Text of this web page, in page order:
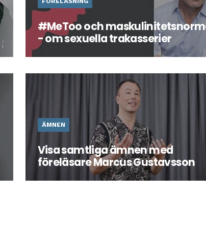
#MeToo och
- om sexuella trakasserier
Läs mer om föreläsningen här
ÄMNEN
Visa samtliga ämnen med
föreläsare Marcus Gustavsson
Marcus är en erfaren och uppskattad